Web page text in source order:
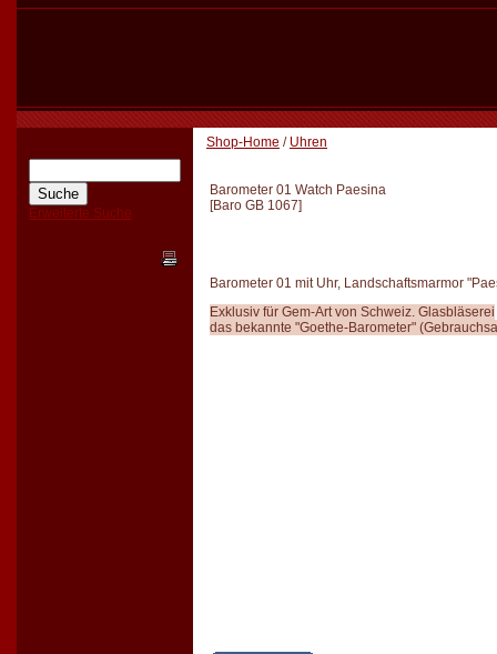
Erweiterte Suche
Shop-Home / Uhren
Barometer 01 Watch Paesina
[Baro GB 1067]
Barometer 01 mit Uhr, Landschaftsmarmor
Exklusiv für Gem-Art von Schweiz. Glasbläserei
das bekannte "Goethe-Barometer"